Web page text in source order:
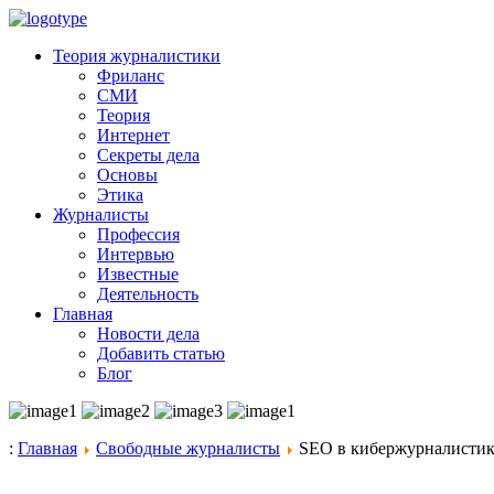
Теория журналистики
Фриланс
СМИ
Теория
Интернет
Секреты дела
Основы
Этика
Журналисты
Профессия
Интервью
Известные
Деятельность
Главная
Новости дела
Добавить статью
Блог
: Главная Свободные журналисты SEO в